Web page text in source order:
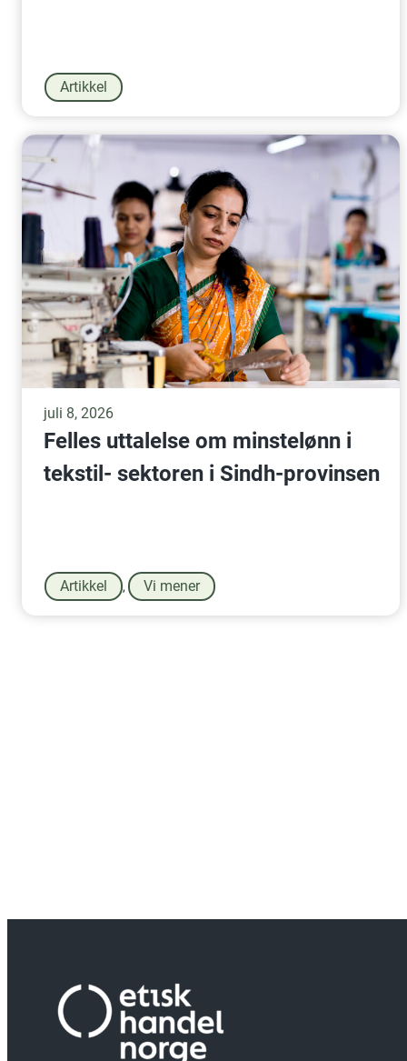
Artikkel
juli 8, 2026
Felles uttalelse om minstelønn i
tekstil- sektoren i Sindh-provinsen
Artikkel , Vi mener